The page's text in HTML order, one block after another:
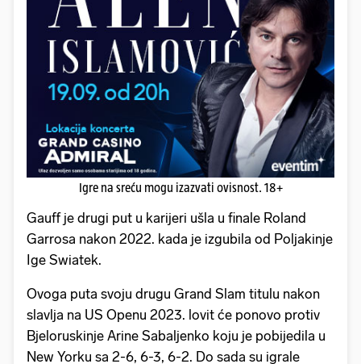
Igre na sreću mogu izazvati ovisnost. 18+
Gauff je drugi put u karijeri ušla u finale Roland
Garrosa nakon 2022. kada je izgubila od Poljakinje
Ige Swiatek.
Ovoga puta svoju drugu Grand Slam titulu nakon
slavlja na US Openu 2023. lovit će ponovo protiv
Bjeloruskinje Arine Sabaljenko koju je pobijedila u
New Yorku sa 2-6, 6-3, 6-2. Do sada su igrale